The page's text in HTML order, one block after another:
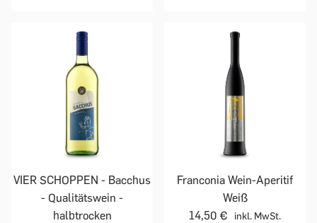
VIER SCHOPPEN - Bacchus
- Qualitätswein -
halbtrocken
Franconia Wein-Aperitif
Weiß
14,50 €
inkl. MwSt.